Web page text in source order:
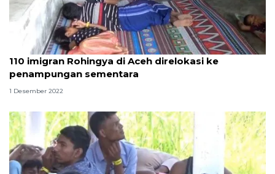
110 imigran Rohingya di Aceh direlokasi ke
penampungan sementara
1 Desember 2022